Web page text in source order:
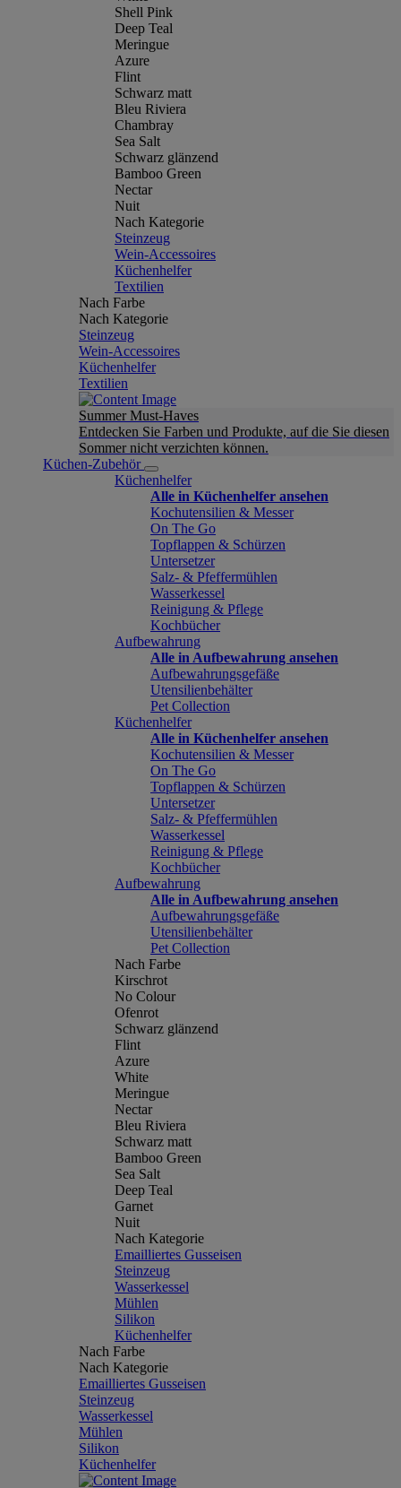
Shell Pink
Deep Teal
Meringue
Azure
Flint
Schwarz matt
Bleu Riviera
Chambray
Sea Salt
Schwarz glänzend
Bamboo Green
Nectar
Nuit
Nach Kategorie
Steinzeug
Wein-Accessoires
Küchenhelfer
Textilien
Nach Farbe
Nach Kategorie
Steinzeug
Wein-Accessoires
Küchenhelfer
Textilien
Summer Must-Haves
Entdecken Sie Farben und Produkte, auf die Sie diesen
Sommer nicht verzichten können.
Küchen-Zubehör
Küchenhelfer
Alle in Küchenhelfer ansehen
Kochutensilien & Messer
On The Go
Topflappen & Schürzen
Untersetzer
Salz- & Pfeffermühlen
Wasserkessel
Reinigung & Pflege
Kochbücher
Aufbewahrung
Alle in Aufbewahrung ansehen
Aufbewahrungsgefäße
Utensilienbehälter
Pet Collection
Küchenhelfer
Alle in Küchenhelfer ansehen
Kochutensilien & Messer
On The Go
Topflappen & Schürzen
Untersetzer
Salz- & Pfeffermühlen
Wasserkessel
Reinigung & Pflege
Kochbücher
Aufbewahrung
Alle in Aufbewahrung ansehen
Aufbewahrungsgefäße
Utensilienbehälter
Pet Collection
Nach Farbe
Kirschrot
No Colour
Ofenrot
Schwarz glänzend
Flint
Azure
White
Meringue
Nectar
Bleu Riviera
Schwarz matt
Bamboo Green
Sea Salt
Deep Teal
Garnet
Nuit
Nach Kategorie
Emailliertes Gusseisen
Steinzeug
Wasserkessel
Mühlen
Silikon
Küchenhelfer
Nach Farbe
Nach Kategorie
Emailliertes Gusseisen
Steinzeug
Wasserkessel
Mühlen
Silikon
Küchenhelfer